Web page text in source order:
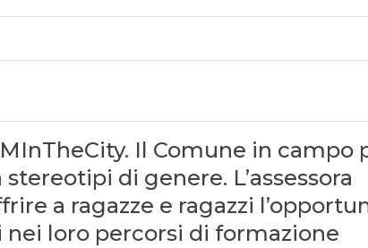
Il Comune in campo
di genere. L’assessora
a ragazze e ragazzi
loro percorsi di formazione